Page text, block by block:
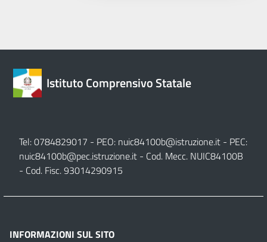
Istituto Comprensivo Statale
Tel: 0784829017 - PEO: nuic84100b@istruzione.it - PEC:
nuic84100b@pec.istruzione.it - Cod. Mecc. NUIC84100B
- Cod. Fisc. 93014290915
INFORMAZIONI SUL SITO